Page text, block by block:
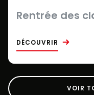
Rentrée des
DÉCOUVRIR
VOIR